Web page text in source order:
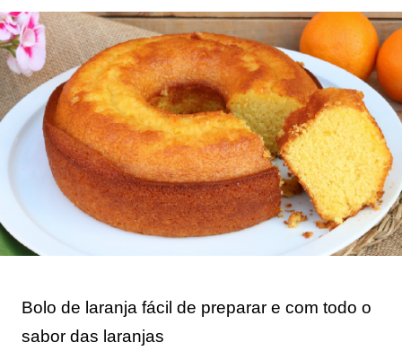
Bolo de laranja fácil de preparar e com todo o
sabor das laranjas